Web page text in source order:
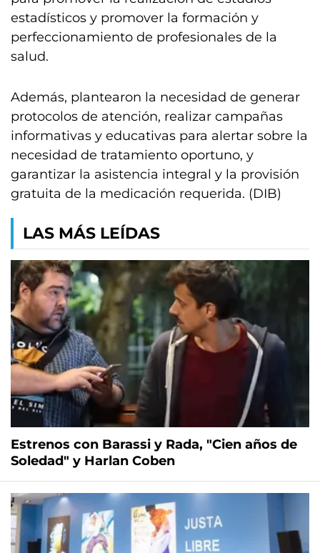
estadísticos y promover la formación y
perfeccionamiento de profesionales de la
salud.
Además, plantearon la necesidad de generar
protocolos de atención, realizar campañas
informativas y educativas para alertar sobre la
necesidad de tratamiento oportuno, y
garantizar la asistencia integral y la provisión
gratuita de la medicación requerida. (DIB)
LAS MÁS LEÍDAS
Estrenos con Barassi y Rada, "Cien años de
Soledad" y Harlan Coben